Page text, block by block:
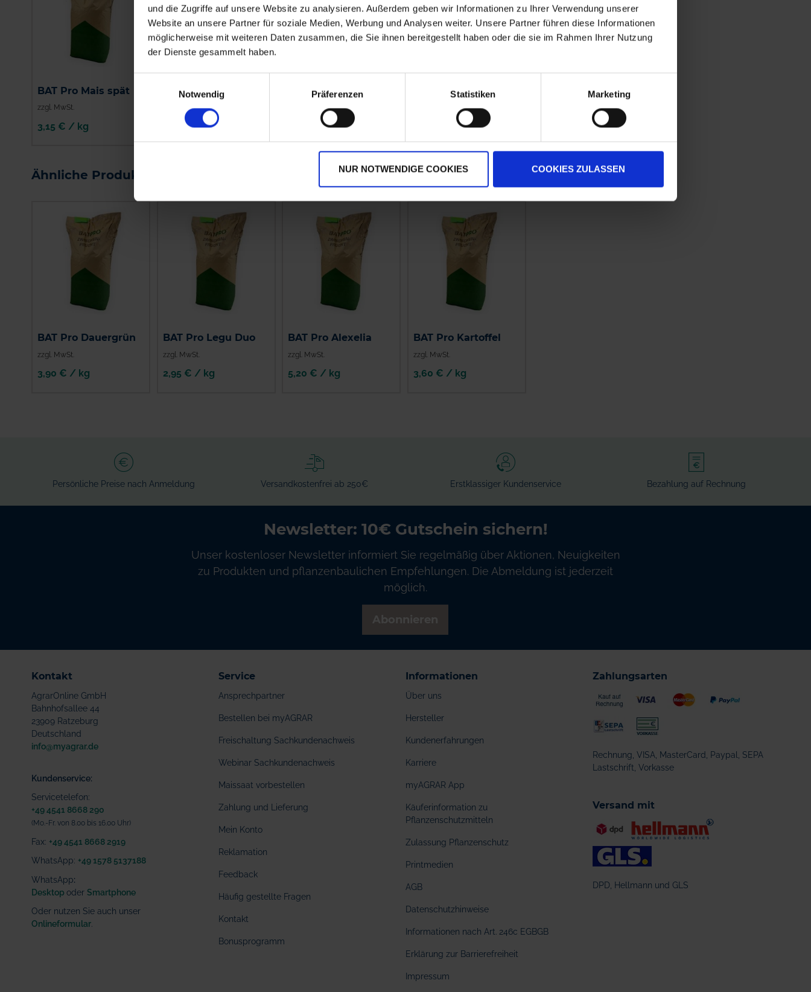
und die Zugriffe auf unsere Website zu analysieren. Außerdem geben wir Informationen zu Ihrer Verwendung unserer
Website an unsere Partner für soziale Medien, Werbung und Analysen weiter. Unsere Partner führen diese Informationen
möglicherweise mit weiteren Daten zusammen, die Sie ihnen bereitgestellt haben oder die sie im Rahmen Ihrer Nutzung
der Dienste gesammelt haben.
Notwendig
Präferenzen Statistiken Marketing
NUR NOTWENDIGE COOKIES COOKIES ZULASSEN
BAT Pro Mais spät
zzgl. MwSt.
3,15 € / kg
BAT Pro Dauergrün
zzgl. MwSt.
3,90 € / kg
BAT Pro Kartoffel N+
zzgl. MwSt.
3,15 € / kg
IN DEN
Humifirst
5,08 € / l
IN DEN
Ähnliche Produkte
BAT Pro Dauergrün
zzgl. MwSt.
3,90 € / kg
BAT Pro Legu Duo
zzgl. MwSt.
2,95 € / kg
BAT Pro Alexelia
zzgl. MwSt.
5,20 € / kg
BAT Pro Kartoffel
zzgl. MwSt.
3,60 € / kg
Persönliche Preise nach Anmeldung Versandkostenfrei ab 250€ Erstklassiger Kundenservice Bezahlung auf Rechnung
Newsletter: 10€ Gutschein sichern!
Unser kostenloser Newsletter informiert Sie regelmäßig über Aktionen, Neuigkeiten
zu Produkten und pflanzenbaulichen Empfehlungen. Die Abmeldung ist jederzeit
möglich.
Kontakt
AgrarOnline GmbH
Bahnhofsallee 44
23909 Ratzeburg
Deutschland
info@myagrar.de
Kundenservice:
Servicetelefon:
+49 4541 8668 290
(Mo.-Fr. von 8.00 bis 16.00 Uhr)
Fax: +49 4541 8668 2919
WhatsApp: +49 1578 5137188
WhatsApp:
Desktop oder Smartphone
Oder nutzen Sie auch unser
Onlineformular.
Service
Ansprechpartner
Bestellen bei myAGRAR
Freischaltung Sachkundenachweis
Webinar Sachkundenachweis
Maissaat vorbestellen
Zahlung und Lieferung
Mein Konto
Reklamation
Feedback
Häufig gestellte Fragen
Kontakt
Bonusprogramm
Informationen
Über uns
Hersteller
Kundenerfahrungen
Karriere
myAGRAR App
Käuferinformation zu
Pflanzenschutzmitteln
Zulassung Pflanzenschutz
Printmedien
AGB
Datenschutzhinweise
Informationen nach Art. 246c EGBGB
Erklärung zur Barrierefreiheit
Impressum
Zahlungsarten
Rechnung, VISA, MasterCard, Paypal, SEPA
Lastschrift, Vorkasse
Versand mit
DPD, Hellmann und GLS